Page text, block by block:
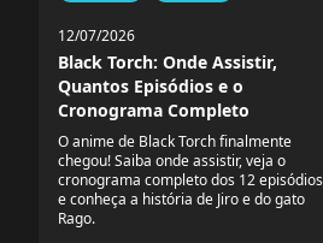
12/07/2026
Black Torch: Onde Assistir,
Quantos Episódios e o
Cronograma Completo
O anime de Black Torch finalmente
chegou! Saiba onde assistir, veja o
cronograma completo dos 12 episódios
e conheça a história de Jiro e do gato
Rago.